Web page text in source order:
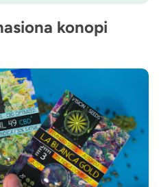
do zbiorówkonopi